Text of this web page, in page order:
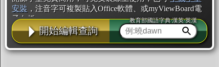
安裝 ，注音字可複製貼入Office軟體、或myViewBoard電
子白板。
辭典使用方法 注音IVS字型編輯器
開始編輯查詢
教育部國語字典·漢英·英漢